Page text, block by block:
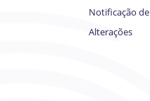
Notificação de
Alterações